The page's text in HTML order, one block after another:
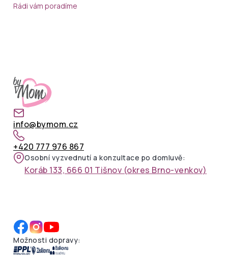
Rádi vám poradíme
info@bymom.cz
+420 777 976 867
Osobní vyzvednutí a konzultace po domluvě:
Koráb 133, 666 01 Tišnov (okres Brno-venkov)
Možnosti dopravy: